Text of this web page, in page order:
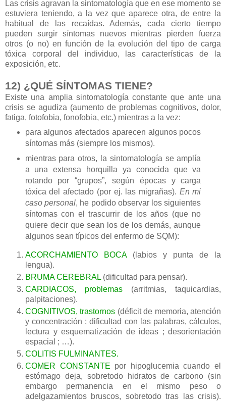
Las crisis agravan la sintomatología que en ese momento se
estuviera teniendo, a la vez que aparece otra, de entre la
habitual de las recaídas. Además, cada cierto tiempo
pueden surgir síntomas nuevos mientras pierden fuerza
otros (o no) en función de la evolución del tipo de carga
tóxica corporal del individuo, las características de la
exposición, etc.
12) ¿QUÉ SÍNTOMAS TIENE?
Existe una amplia sintomatología constante que ante una
crisis se agudiza (aumento de problemas cognitivos, dolor,
fatiga, fotofobia, fonofobia, etc.) mientras a la vez:
para algunos afectados aparecen algunos pocos
síntomas más (siempre los mismos).
mientras para otros, la sintomatología se amplía
a una extensa horquilla ya conocida que va
rotando por “grupos”, según épocas y carga
tóxica del afectado (por ej. las migrañas). En mi
caso personal, he podido observar los siguientes
síntomas con el trascurrir de los años (que no
quiere decir que sean los de los demás, aunque
algunos sean típicos del enfermo de SQM):
ACORCHAMIENTO BOCA(labios y punta de la
lengua).
BRUMA CEREBRAL (dificultad para pensar).
CARDIACOS, problemas (arritmias, taquicardias,
palpitaciones).
COGNITIVOS, trastornos (déficit de memoria, atención
y concentración ; dificultad con las palabras, cálculos,
lectura y esquematización de ideas ; desorientación
espacial ; …).
COLITIS FULMINANTES.
COMER CONSTANTE por hipoglucemia cuando el
estómago deja, sobretodo hidratos de carbono (sin
embargo permanencia en el mismo peso o
adelgazamientos bruscos, sobretodo tras las crisis).